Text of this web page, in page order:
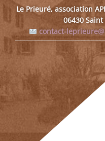
Le Prieuré, association
06430
contact-